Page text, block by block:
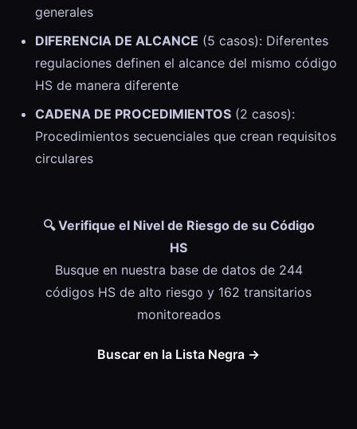
generales
DIFERENCIA DE ALCANCE (5 casos): Diferentes
regulaciones definen el alcance del mismo código
HS de manera diferente
CADENA DE PROCEDIMIENTOS (2 casos):
Procedimientos secuenciales que crean requisitos
circulares
🔍 Verifique el Nivel de Riesgo de su Código
HS
Busque en nuestra base de datos de 244
códigos HS de alto riesgo y 162 transitarios
monitoreados
Buscar en la Lista Negra →